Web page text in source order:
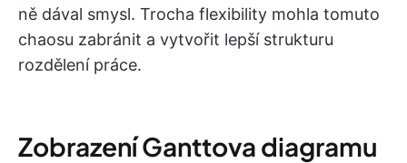
ně dával smysl. Trocha flexibility mohla tomuto
chaosu zabránit a vytvořit lepší strukturu
rozdělení práce.
Zobrazení Ganttova diagramu